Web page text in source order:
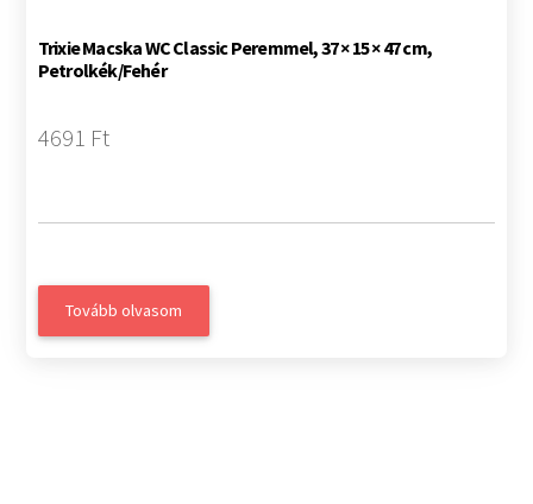
Trixie Macska WC Classic Peremmel, 37 × 15 × 47 cm,
Petrolkék/Fehér
4691 Ft
Tovább olvasom